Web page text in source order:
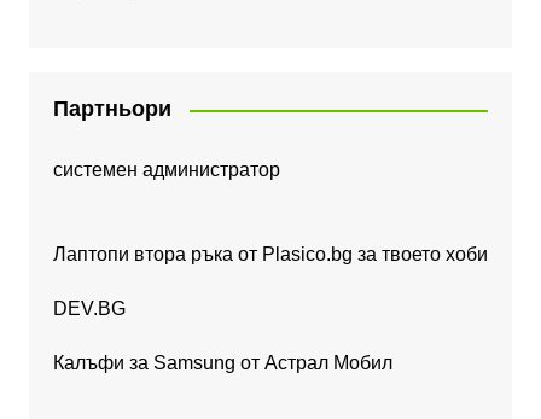
Партньори
системен администратор
Лаптопи втора ръка от Plasico.bg за твоето хоби
DEV.BG
Калъфи за Samsung от Астрал Мобил